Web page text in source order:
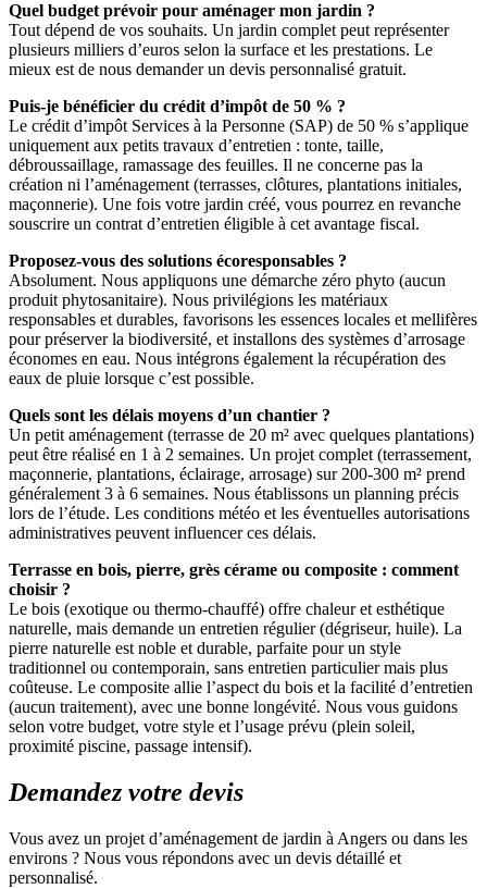
Quel budget prévoir pour aménager mon jardin ?
Tout dépend de vos souhaits. Un jardin complet peut représenter
plusieurs milliers d’euros selon la surface et les prestations. Le
mieux est de nous demander un devis personnalisé gratuit.
Puis-je bénéficier du crédit d’impôt de 50 % ?
Le crédit d’impôt Services à la Personne (SAP) de 50 % s’applique
uniquement aux petits travaux d’entretien : tonte, taille,
débroussaillage, ramassage des feuilles. Il ne concerne pas la
création ni l’aménagement (terrasses, clôtures, plantations initiales,
maçonnerie). Une fois votre jardin créé, vous pourrez en revanche
souscrire un contrat d’entretien éligible à cet avantage fiscal.
Proposez-vous des solutions écoresponsables ?
Absolument. Nous appliquons une démarche zéro phyto (aucun
produit phytosanitaire). Nous privilégions les matériaux
responsables et durables, favorisons les essences locales et mellifères
pour préserver la biodiversité, et installons des systèmes d’arrosage
économes en eau. Nous intégrons également la récupération des
eaux de pluie lorsque c’est possible.
Quels sont les délais moyens d’un chantier ?
Un petit aménagement (terrasse de 20 m² avec quelques plantations)
peut être réalisé en 1 à 2 semaines. Un projet complet (terrassement,
maçonnerie, plantations, éclairage, arrosage) sur 200-300 m² prend
généralement 3 à 6 semaines. Nous établissons un planning précis
lors de l’étude. Les conditions météo et les éventuelles autorisations
administratives peuvent influencer ces délais.
Terrasse en bois, pierre, grès cérame ou composite : comment
choisir ?
Le bois (exotique ou thermo-chauffé) offre chaleur et esthétique
naturelle, mais demande un entretien régulier (dégriseur, huile). La
pierre naturelle est noble et durable, parfaite pour un style
traditionnel ou contemporain, sans entretien particulier mais plus
coûteuse. Le composite allie l’aspect du bois et la facilité d’entretien
(aucun traitement), avec une bonne longévité. Nous vous guidons
selon votre budget, votre style et l’usage prévu (plein soleil,
proximité piscine, passage intensif).
Demandez votre devis
Vous avez un projet d’aménagement de jardin à Angers ou dans les
environs ? Nous vous répondons avec un devis détaillé et
personnalisé.